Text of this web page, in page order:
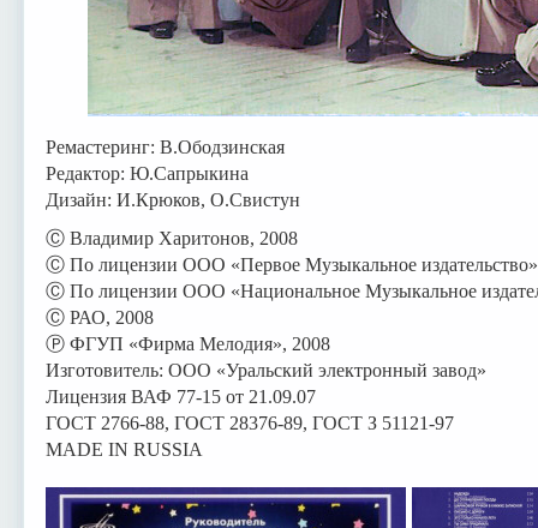
Ремастеринг: В.Ободзинская
Редактор: Ю.Сапрыкина
Дизайн: И.Крюков, О.Свистун
Ⓒ Владимир Харитонов, 2008
Ⓒ По лицензии ООО «Первое Музыкальное
Ⓒ По лицензии ООО «Национальное Музыкальное
Ⓒ РАО, 2008
Ⓟ ФГУП «Фирма Мелодия», 2008
Изготовитель: ООО «Уральский электронный завод»
Лицензия ВАФ 77-15 от 21.09.07
ГОСТ 2766-88, ГОСТ 28376-89, ГОСТ З 51121-97
MADE IN RUSSIA